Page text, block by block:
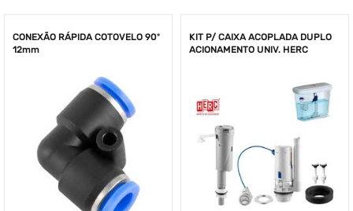
CONEXÃO RÁPIDA COTOVELO 90º
12mm
KIT P/ CAIXA ACOPLADA DUPLO
ACIONAMENTO UNIV. HERC